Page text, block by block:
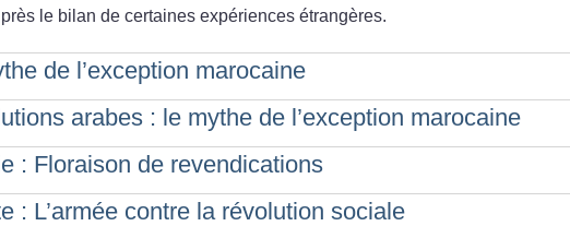
le bilan de certaines expériences étrangères.
de l’exception marocaine
arabes : le mythe de l’exception marocaine
: Floraison de revendications
: L’armée contre la révolution sociale